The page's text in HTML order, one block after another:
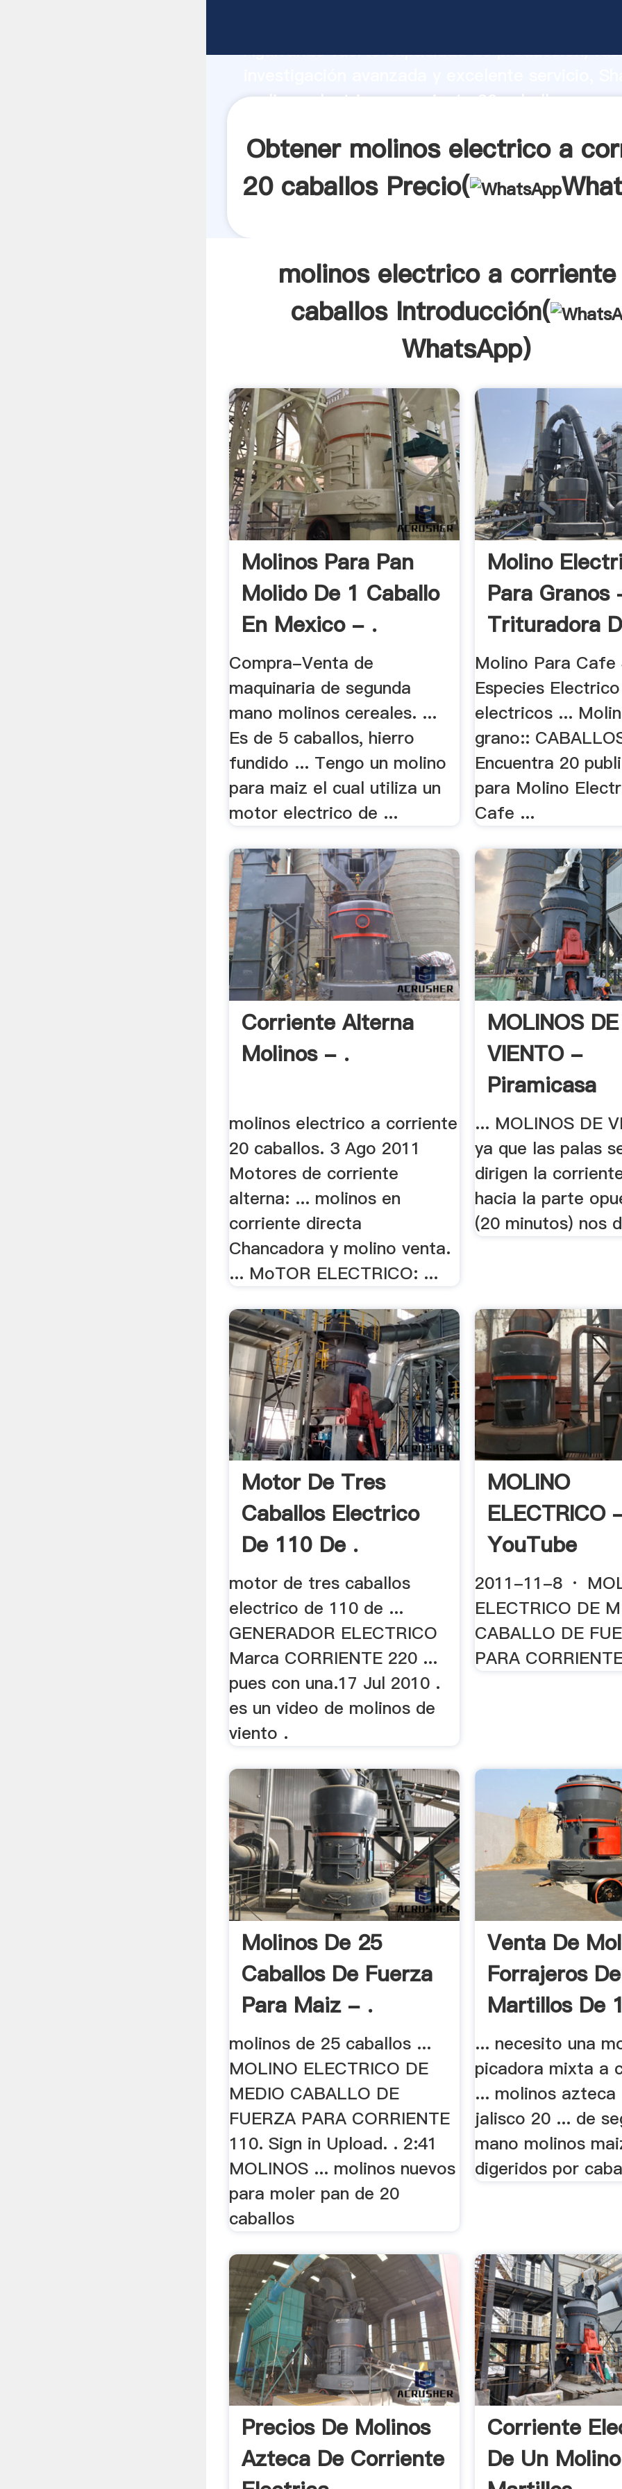
Agarrando fuerte capacidad de producción,
molinos electrico a corriente 20 caballos
Obtener molinos electrico a
20 caballos Precio(
molinos electrico a
caballos Introducción(
WhatsApp)
Molinos Para Pan
Molido De 1 Caballo
En Mexico - .
Compra-Venta de
maquinaria de segunda
mano molinos cereales. ...
Es de 5 caballos, hierro
fundido ... Tengo un molino
para maiz el cual utiliza un
motor electrico de ...
Molino
Para Granos
Trituradora
Molino Para Cafe
Especies
electricos ...
grano::
Encuentra 20
para Molino
Cafe ...
Corriente Alterna
Molinos - .
molinos electrico a corriente
20 caballos. 3 Ago 2011
Motores de corriente
alterna: ... molinos en
corriente directa
Chancadora y molino venta.
... MoTOR ELECTRICO: ...
MOLINOS DE
VIENTO -
Piramicasa
... MOLINOS DE
ya que las palas
dirigen la
hacia la parte
(20 minutos) nos
Motor De Tres
Caballos Electrico
De 110 De .
motor de tres caballos
electrico de 110 de ...
GENERADOR ELECTRICO
Marca CORRIENTE 220 ...
pues con una.17 Jul 2010 .
es un video de molinos de
viento .
MOLINO
ELECTRICO
YouTube
2011-11-8 ·
ELECTRICO DE
CABALLO DE
PARA
Molinos De 25
Caballos De Fuerza
Para Maiz - .
molinos de 25 caballos ...
MOLINO ELECTRICO DE
MEDIO CABALLO DE
FUERZA PARA CORRIENTE
110. Sign in Upload. . 2:41
MOLINOS ... molinos nuevos
para moler pan de 20
caballos
Venta De
Forrajeros De
Martillos De
... necesito una
picadora mixta a
... molinos azteca
jalisco 20 ... de
mano molinos
digeridos por
Precios De Molinos
Azteca De Corriente
Corriente
De Un